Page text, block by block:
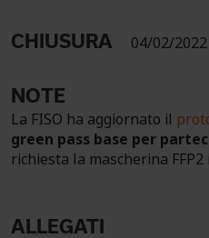
CHIUSURA 04/02/2022
NOTE
La FISO ha aggiornato il
green pass base per
richiesta la mascherina FFP2
ALLEGATI